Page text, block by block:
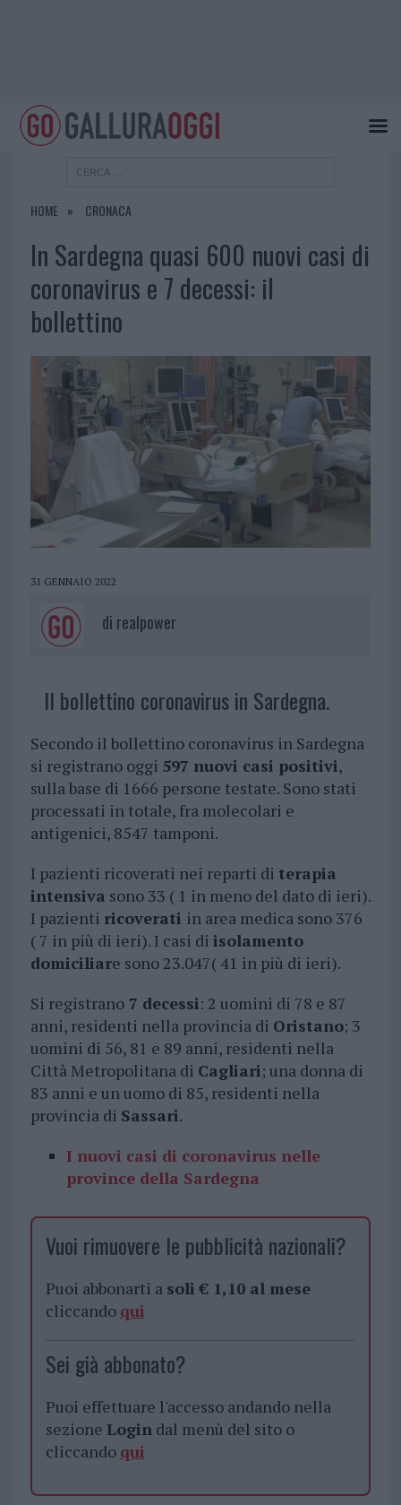
HOME CRONACA
In Sardegna quasi 600 nuovi casi di
coronavirus e 7 decessi: il
bollettino
31 GENNAIO 2022
di realpower
Il bollettino coronavirus in Sardegna.
Secondo il bollettino coronavirus in Sardegna
si registrano oggi 597 nuovi casi positivi,
sulla base di 1666 persone testate. Sono stati
processati in totale, fra molecolari e
antigenici, 8547 tamponi.
I pazienti ricoverati nei reparti di terapia
intensiva sono 33 ( 1 in meno del dato di ieri).
I pazienti ricoverati in area medica sono 376
( 7 in più di ieri). I casi di isolamento
domiciliare sono 23.047( 41 in più di ieri).
Si registrano7 decessi: 2 uomini di 78 e 87
anni, residenti nella provincia di Oristano; 3
uomini di 56, 81 e 89 anni, residenti nella
Città Metropolitana di Cagliari; una donna di
83 anni e un uomo di 85, residenti nella
provincia di Sassari.
I nuovi casi di coronavirus nelle
province della Sardegna
Vuoi rimuovere le pubblicità nazionali?
Puoi abbonarti a soli € 1,10 al mese
cliccando qui
Sei già abbonato?
Puoi effettuare l'accesso andando nella
sezione Logindal menù del sito o
cliccando qui